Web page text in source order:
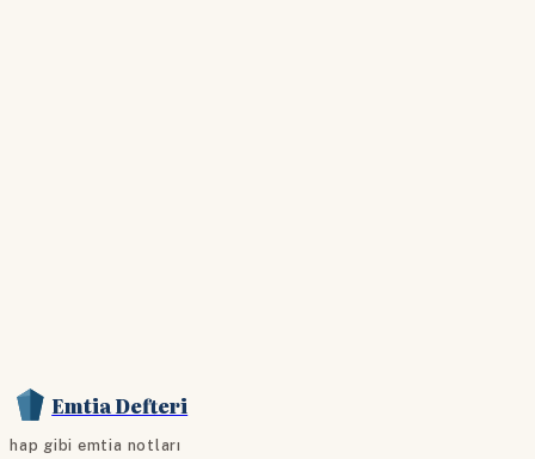
Emtia Defteri
hap gibi emtia notları